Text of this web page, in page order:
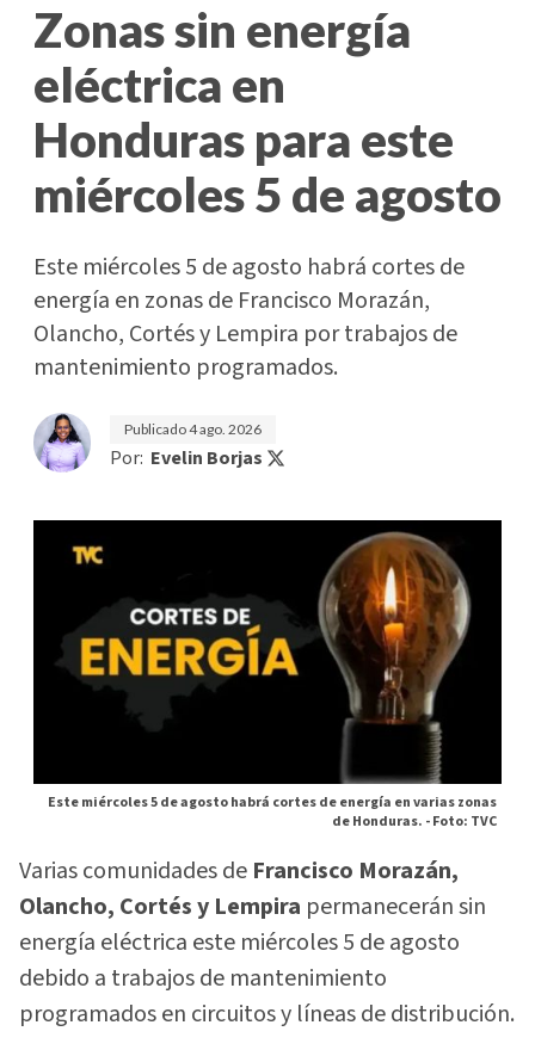
Zonas sin energía
eléctrica en
Honduras para este
miércoles 5 de agosto
Este miércoles 5 de agosto habrá cortes de
energía en zonas de Francisco Morazán,
Olancho, Cortés y Lempira por trabajos de
mantenimiento programados.
Publicado4 ago. 2026
Por: Evelin Borjas
Este miércoles 5 de agosto habrá cortes de energía en varias zonas
de Honduras. -Foto: TVC
Varias comunidades de Francisco Morazán,
Olancho, Cortés y Lempira permanecerán sin
energía eléctrica este miércoles 5 de agosto
debido a trabajos de mantenimiento
programados en circuitos y líneas de distribución.